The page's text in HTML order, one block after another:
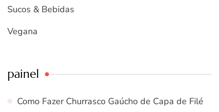
Sucos & Bebidas
Vegana
painel
Como Fazer Churrasco Gaúcho de Capa de Filé